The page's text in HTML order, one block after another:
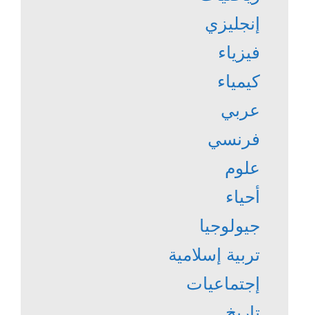
إنجليزي
فيزياء
كيمياء
عربي
فرنسي
علوم
أحياء
جيولوجيا
تربية إسلامية
إجتماعيات